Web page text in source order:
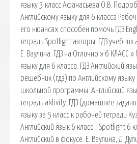
языку 3 класс Афанасьева О.В.
Английскому языку для 6 класса
его нюансах способен помочь ГДЗ
тетрадь Spotlight авторы: ГДЗ учебник
Е. Ваулина. ГДЗ на Отлично » 6 КЛАСС »
языку для 6 класса. ГДЗ Английский
решебник (гдз) по Английскому языку
школьной программы. Английский
тетрадь aktivity. ГДЗ (домашнее
языку за 5 класс к рабочей тетради
Английский язык 6 класс. "Spotlight 6
Английский в фокусе. Е. Ваулина, Д.